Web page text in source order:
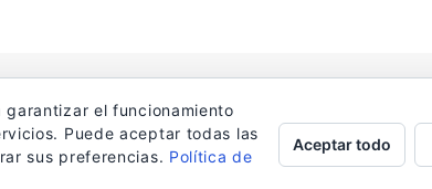
el funcionamiento
Puede aceptar todas las
sus preferencias. Política de
Aceptar todo